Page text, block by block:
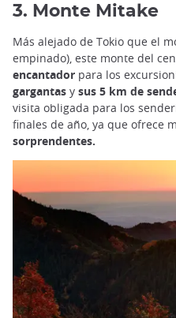
3. Monte Mitake
Más alejado de Tokio que el
empinado), este monte del
encantador para los
gargantas y sus 5 km de
visita obligada para los
finales de año, ya que ofrece
sorprendentes.